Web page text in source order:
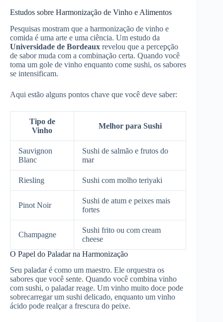
Estudos sobre Harmonização de Vinho e Alimentos
Pesquisas mostram que a harmonização de vinho e
comida é uma arte e uma ciência. Um estudo da
Universidade de Bordeaux revelou que a percepção
de sabor muda com a combinação certa. Quando você
toma um gole de vinho enquanto come sushi, os sabores
se intensificam.
Aqui estão alguns pontos chave que você deve saber:
Tipo de
Vinho
Melhor para Sushi
Sauvignon
Blanc
Sushi de salmão e frutos do
mar
Riesling Sushi com molho teriyaki
Pinot Noir
Sushi de atum e peixes mais
fortes
Champagne
Sushi frito ou com cream
cheese
O Papel do Paladar na Harmonização
Seu paladar é como um maestro. Ele orquestra os
sabores que você sente. Quando você combina vinho
com sushi, o paladar reage. Um vinho muito doce pode
sobrecarregar um sushi delicado, enquanto um vinho
ácido pode realçar a frescura do peixe.